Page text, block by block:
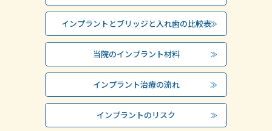
インプラントとブリッジと入れ歯の比較表
当院のインプラント材料
インプラント治療の流れ
インプラントのリスク